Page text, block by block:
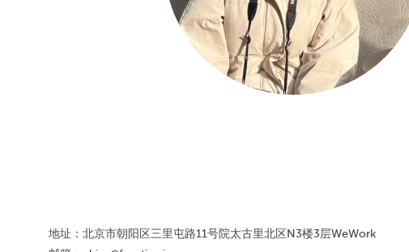
地址：北京市朝阳区三里屯路11号院太古里北区N3楼3层WeWork